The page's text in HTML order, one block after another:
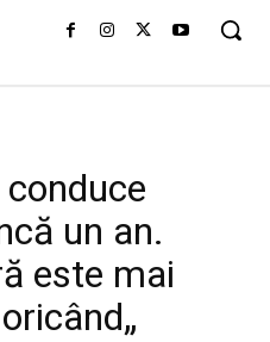
un an.
este mai